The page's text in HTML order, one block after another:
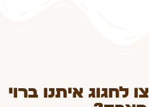
לחגוג איתנו ברוי